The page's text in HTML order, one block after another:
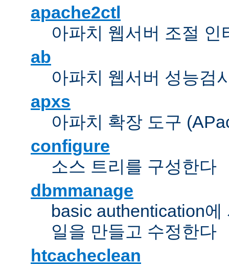
apache2ctl
아파치 웹서버 조절 인
ab
아파치 웹서버 성능검
apxs
아파치 확장 도구
configure
소스 트리를 구성한다
dbmmanage
basic authentication
일을 만들고 수정한다
htcacheclean